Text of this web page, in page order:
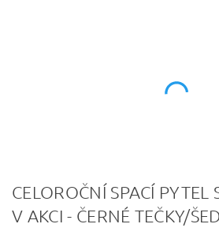
CELOROČNÍ SPACÍ PYTEL
V AKCI - ČERNÉ TEČKY/